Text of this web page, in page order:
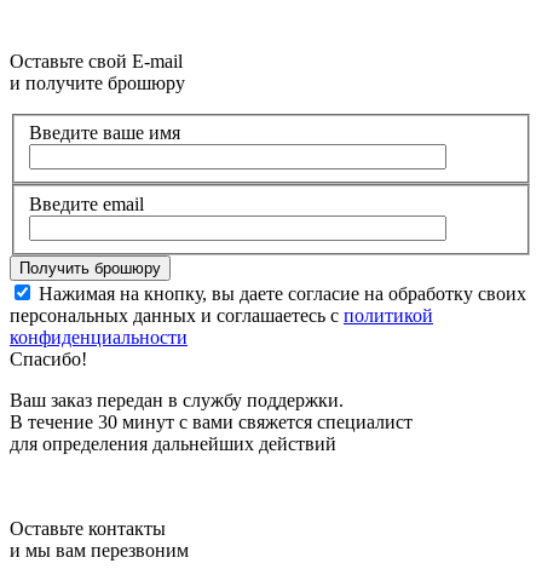
Оставьте свой E-mail
и получите брошюру
Введите ваше имя
Введите email
Нажимая на кнопку, вы даете согласие на обработку своих
персональных данных и соглашаетесь с политикой
конфиденциальности
Спасибо!
Ваш заказ передан в службу поддержки.
В течение 30 минут с вами свяжется специалист
для определения дальнейших действий
Оставьте контакты
и мы вам перезвоним